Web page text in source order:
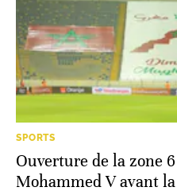
SPORTS
Ouverture de la zone
Mohammed V avant